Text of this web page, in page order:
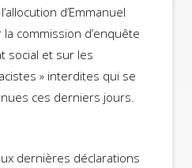
d’Emmanuel
commission d’enquête
social et sur les
» interdites qui se
ces derniers jours.
dernières déclarations